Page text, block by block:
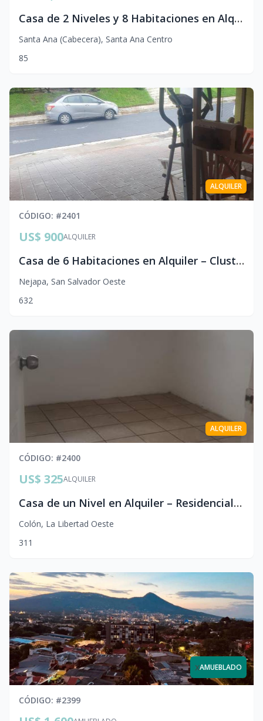
Casa de 2 Niveles y 8 Habitaciones en Alquiler | Centro de Santa Ana
Santa Ana (Cabecera), Santa Ana Centro
85
ALQUILER
CÓDIGO: #2401
ALQUILER
US$ 900
Casa de 6 Habitaciones en Alquiler – Cluster 7, San Gabriel
Nejapa, San Salvador Oeste
632
ALQUILER
CÓDIGO: #2400
ALQUILER
US$ 325
Casa de un Nivel en Alquiler – Residencial Nuevo Lourdes ($325 Precio Fijo)
Colón, La Libertad Oeste
31 1
xAMUEBLADO
CÓDIGO: #2399